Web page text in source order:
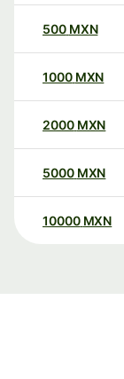
500 MXN
1000 MXN
2000 MXN
5000 MXN
10000 MXN